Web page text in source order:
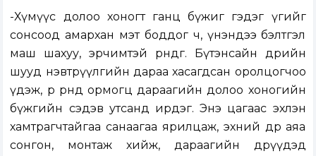
-Хүмүүс долоо хоногт ганц бүжиг гэдэг үгийг
сонсоод амархан мэт боддог ч, үнэндээ бэлтгэл
маш шахуу, эрчимтэй өрнөдөг. Бүтэнсайн өдрийн
шууд нэвтрүүлгийн дараа хасагдсан оролцогчоо
үдэж, өрөө өрөөндөө ормогц дараагийн долоо хоногийн
бүжгийн сэдэв утсанд ирдэг. Энэ цагаас эхлэн
хамтрагчтайгаа санаагаа ярилцаж, эхний өдөр аяа
сонгон, монтаж хийж, дараагийн өдрүүдэд